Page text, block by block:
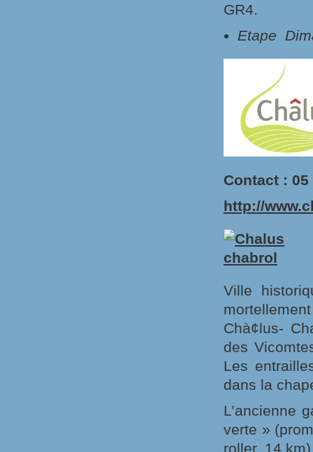
GR4.
Etape
Contact : 05
http://
Ville
Chà¢lus-
des
Les
dans la
L’ancienne
verte »
roller, 14